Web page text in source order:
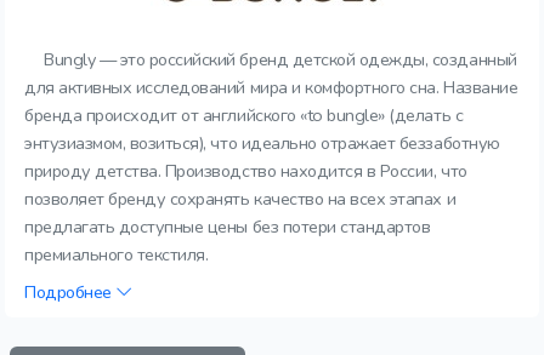
Bungly — это российский бренд детской одежды, созданный
для активных исследований мира и комфортного сна. Название
бренда происходит от английского «to bungle» (делать с
энтузиазмом, возиться), что идеально отражает беззаботную
природу детства. Производство находится в России, что
позволяет бренду сохранять качество на всех этапах и
предлагать доступные цены без потери стандартов
премиального текстиля.
Подробнее